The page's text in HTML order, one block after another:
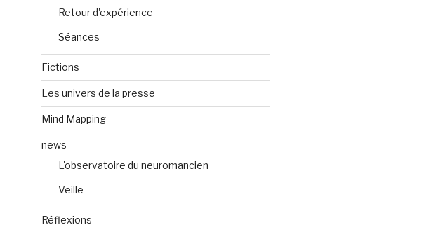
Retour d'expérience
Séances
Fictions
Les univers de la presse
Mind Mapping
news
L'observatoire du neuromancien
Veille
Réflexions